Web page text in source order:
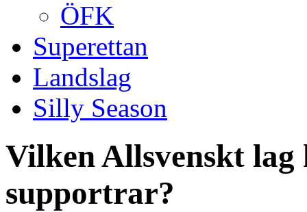
ÖFK
Superettan
Landslag
Silly Season
Vilken Allsvenskt lag
supportrar?